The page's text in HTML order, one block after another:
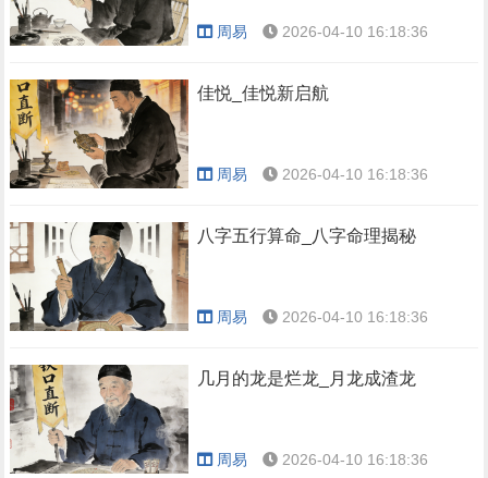
周易 2026-04-10 16:18:36
佳悦_佳悦新启航
周易 2026-04-10 16:18:36
八字五行算命_八字命理揭秘
周易 2026-04-10 16:18:36
几月的龙是烂龙_月龙成渣龙
周易 2026-04-10 16:18:36